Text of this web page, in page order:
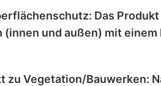
Das
(innen und außen) mit einem
zu Vegetation/Bauwerken: